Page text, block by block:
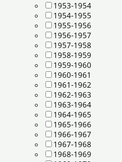
1953-1954
1954-1955
1955-1956
1956-1957
1957-1958
1958-1959
1959-1960
1960-1961
1961-1962
1962-1963
1963-1964
1964-1965
1965-1966
1966-1967
1967-1968
1968-1969